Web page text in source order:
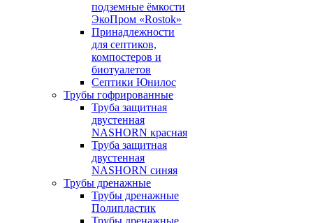
подземные ёмкости
ЭкоПром «Rostok»
Принадлежности
для септиков,
компостеров и
биотуалетов
Септики Юнилос
Трубы гофрированные
Труба защитная
двустенная
NASHORN красная
Труба защитная
двустенная
NASHORN синяя
Трубы дренажные
Трубы дренажные
Полипластик